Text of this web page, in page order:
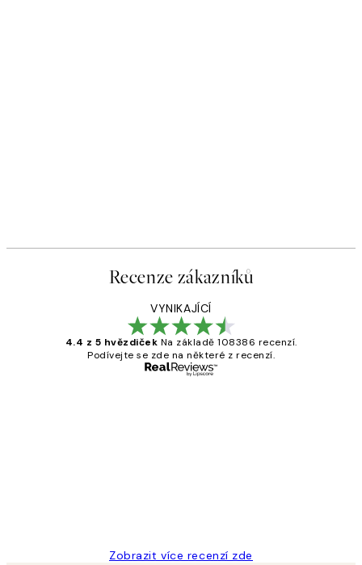
Recenze zákazníků
VYNIKAJÍCÍ
4.4 z 5 hvězdiček Na základě 108386 recenzí.
Podívejte se zde na některé z recenzí.
Zobrazit více recenzí zde